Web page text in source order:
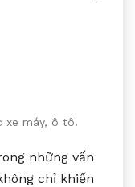
xe máy, ô tô.
những vấn
chỉ khiến